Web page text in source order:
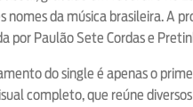
nomes da música brasileira. A
por Paulão Sete Cordas e
do single é apenas o
completo, que reúne